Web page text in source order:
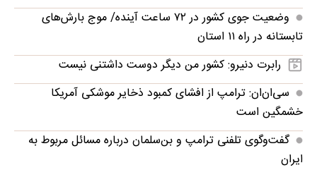
وضعیت جوی کشور در ۷۲ ساعت آینده/ موج بارش‌های
تابستانه در راه ۱۱ استان
رابرت دنیرو: کشور من دیگر دوست داشتنی نیست
سی‌ان‌ان: ترامپ از افشای کمبود ذخایر موشکی آمریکا
خشمگین است
گفت‌وگوی تلفنی ترامپ و بن‌سلمان درباره مسائل مربوط به
ایران